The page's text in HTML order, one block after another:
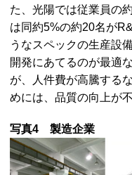
た、光陽では従業員の
は同約5%の約20名が
うなスペックの生産設
開発にあてるのが最適
が、人件費が高騰する
めには、品質の向上が
写真4 製造企業